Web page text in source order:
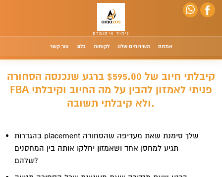
אמזוס השירותים שלנו לקוחות בלוג צור קשר
קיבלתי חיוב של $595.00 ברגע שנכנסה הסחורה
FBA פניתי לאמזון להבין על מה החיוב וקיבלתי
ולא קיבלתי תשובה.
בהגדרות placement שלך סימנת שאת מעדיפה שהסחורה
תגיע למחסן אחד ושאמזון יחלקו אותה בין המחסנים
שלהם?